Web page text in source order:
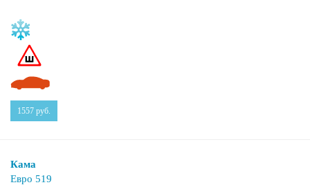
1557 руб.
Кама
Евро 519